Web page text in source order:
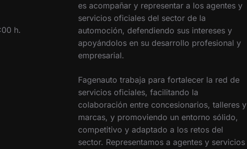
h.
es acompañar y representar a los agentes y
servicios oficiales del sector de la
automoción, defendiendo sus intereses y
apoyándolos en su desarrollo profesional y
empresarial.
Fagenauto trabaja para fortalecer la red de
servicios oficiales, facilitando la
colaboración entre concesionarios, talleres y
marcas, y promoviendo un entorno sólido,
competitivo y adaptado a los retos del
sector. Representamos a agentes y servicios